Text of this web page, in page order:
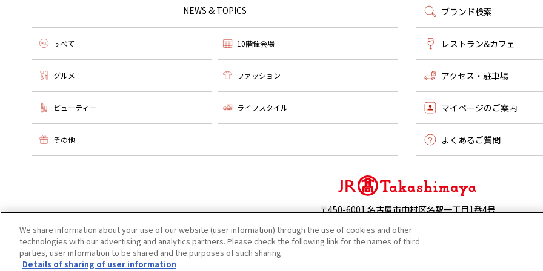
NEWS & TOPICS
すべて 10階催会場
グルメ ファッション
ビューティー ライフスタイル
その他
ブランド検索
レストラン&カフェ
アクセス・駐車場
マイページのご案内
よくあるご質問
〒450-6001 名古屋市中村区名駅一丁目1番4号
052-566-1101 |
©JR Tokai Takashimaya Co,Ltd.
We share information about your use of our website (user information) through the use of cookies and other
technologies with our advertising and analytics partners. Please check the following link for the names of third
parties, user information to be shared and the purposes of such sharing.
Details of sharing of user information